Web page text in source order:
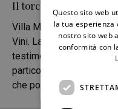
Il torchio di Catone di
Villa Maggio è il fulcro
Vini. La villa, al centro
testimone della storia
particolare del
che porta sugli architravi
Questo sito web
la tua
nostro sito web
conformità con